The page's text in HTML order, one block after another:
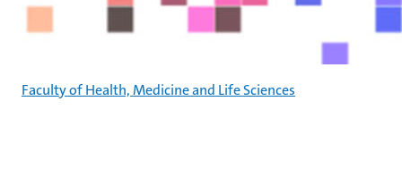
Faculty of Health, Medicine and Life Sciences